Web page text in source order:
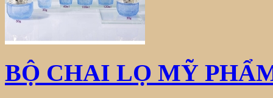
BỘ CHAI LỌ MỸ